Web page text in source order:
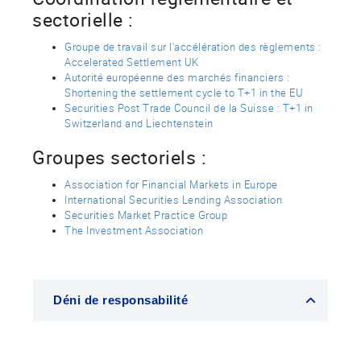
sectorielle :
Groupe de travail sur l'accélération des règlements :
Accelerated Settlement UK
Autorité européenne des marchés financiers :
Shortening the settlement cycle to T+1 in the EU
Securities Post Trade Council de la Suisse : T+1 in
Switzerland and Liechtenstein
Groupes sectoriels :
Association for Financial Markets in Europe
International Securities Lending Association
Securities Market Practice Group
The Investment Association
Déni de responsabilité